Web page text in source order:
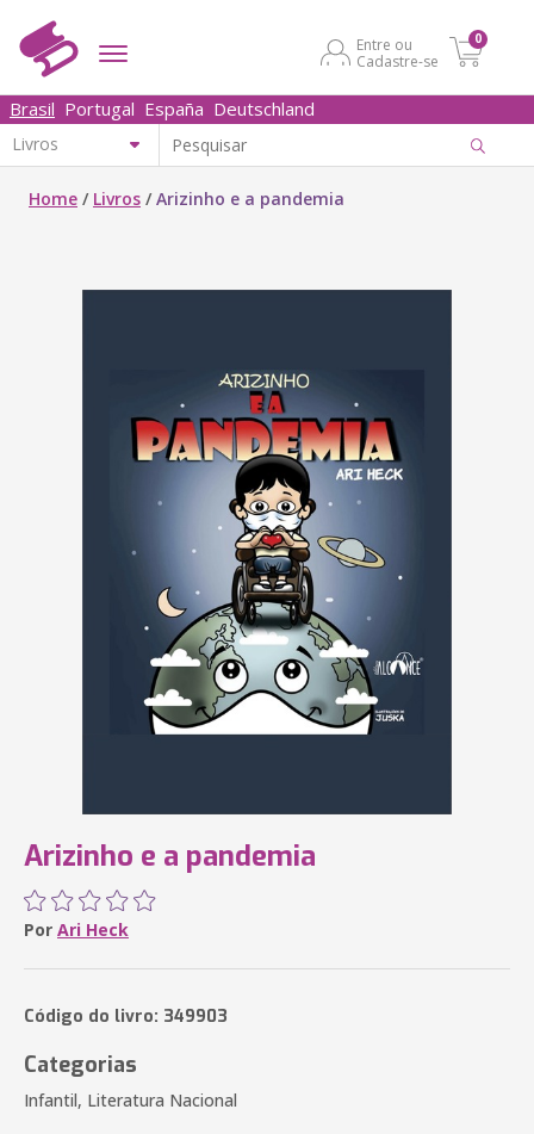
Entre ou
Cadastre-se
0
Brasil Portugal España Deutschland
Home / Livros /Arizinho e a pandemia
Arizinho e a pandemia
Por Ari Heck
Código do livro: 349903
Categorias
Infantil, Literatura Nacional